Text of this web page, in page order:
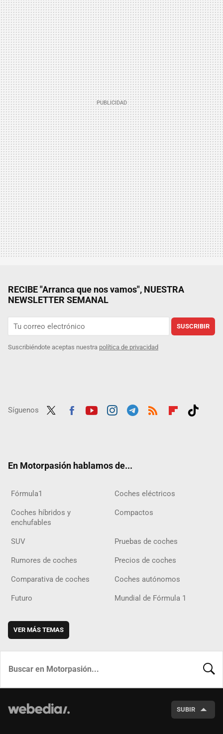
RECIBE "Arranca que nos vamos", NUESTRA
NEWSLETTER SEMANAL
SUSCRIBIR
Suscribiéndote aceptas nuestra política de privacidad
Síguenos
En Motorpasión hablamos de...
Fórmula1 Coches eléctricos
Coches híbridos y
enchufables
Compactos
SUV Pruebas de coches
Rumores de coches Precios de coches
Comparativa de coches Coches autónomos
Futuro Mundial de Fórmula 1
VER MÁS TEMAS
SUBIR